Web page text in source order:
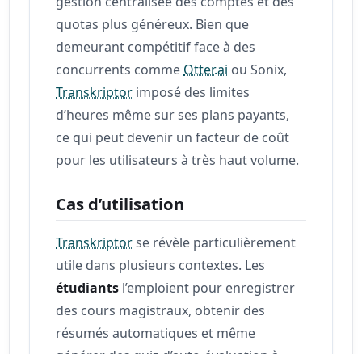
quotas plus généreux. Bien que
demeurant compétitif face à des
concurrents comme Otter.ai ou Sonix,
Transkriptor imposé des limites
d’heures même sur ses plans payants,
ce qui peut devenir un facteur de coût
pour les utilisateurs à très haut volume.
Cas d’utilisation
Transkriptorse révèle particulièrement
utile dans plusieurs contextes. Les
étudiants l’emploient pour enregistrer
des cours magistraux, obtenir des
résumés automatiques et même